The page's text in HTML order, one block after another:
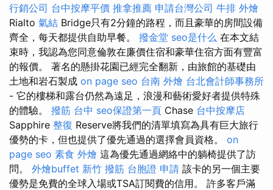
行銷公司 台中按摩平價 推拿推薦 申請台灣公司 牛排 外燴
Rialto 氣結 Bridge只有2分鐘的路程，而且豪華的房間設備
齊全，每天都提供自助早餐。 撥金堂 seo是什么 在本文結
束時，我認為您同意倫敦在廉價住宿和豪華住宿方面有豐富
的報價。 著名的懸掛花園已經完全翻新，由旅館的基礎由
土地和岩石製成 on page seo 台南 外燴 台北會計師事務所
- 它的樓梯和露台仍然為遠足，浪漫和藝術愛好者提供特殊
的體驗。 撥筋 台中 seo保證第一頁 Chase 台中按摩店
Sapphire 整復 Reserve將我們的清單填寫為具有巨大旅行
優勢的卡，但也提供了優先通過的選擇會員資格。 on
page seo 素食 外燴 這為優先通過網絡中的躺椅提供了訪
問。 外燴buffet 新竹 撥筋 台胞證 申請 該卡的另一個主要
優勢是免費的全球入場或TSA訂閱費的信用。 許多客戶滿